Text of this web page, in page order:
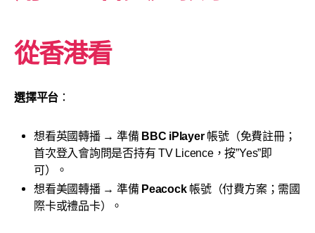
從香港看
選擇平台 ：
想看英國轉播 → 準備 BBC iPlayer帳號（免費註冊；
首次登入會詢問是否持有 TV Licence，按”Yes”即
可）。
想看美國轉播 → 準備 Peacock帳號（付費方案；需國
際卡或禮品卡）。